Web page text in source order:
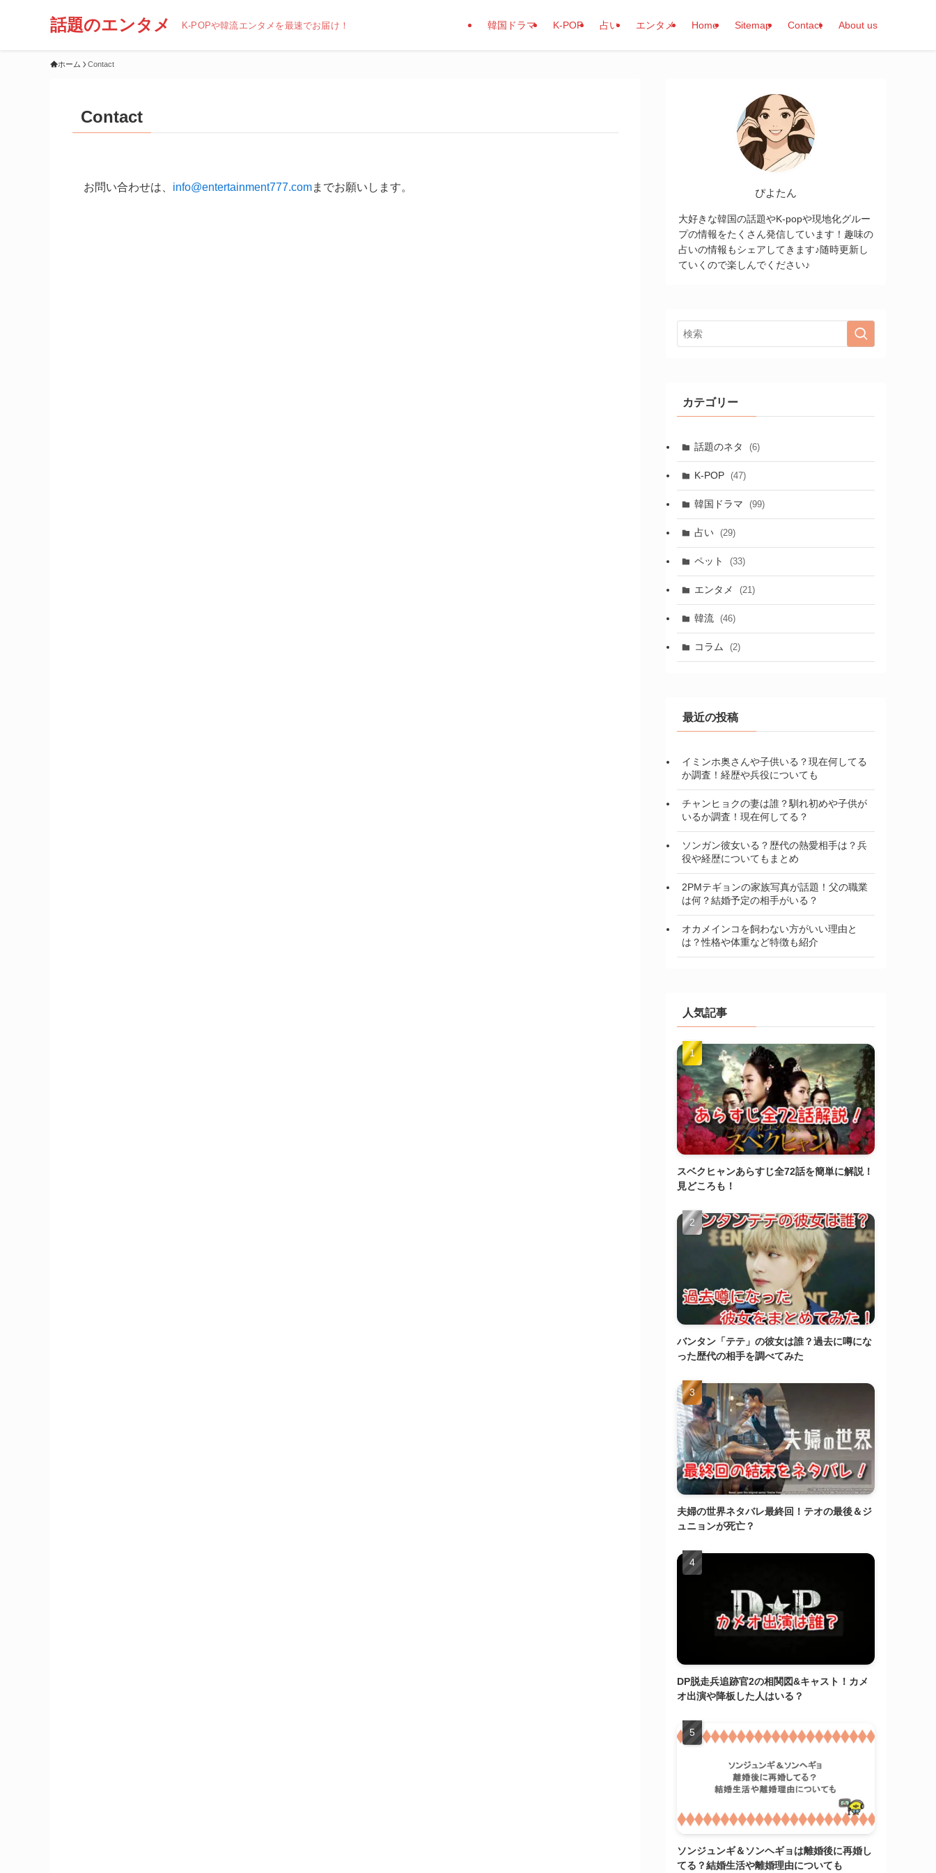
話題のエンタメ K-POPや韓流エンタメを最速でお届け！ 韓国ドラマ K-POP 占い エンタメ Home Sitemap Contact About us
ホーム Contact
Contact
お問い合わせは、 info@entertainment777.comまでお願いします。 ぴよたん
大好きな韓国の話題やK-popや現地化グルー
プの情報をたくさん発信しています！趣味の
占いの情報もシェアしてきます♪随時更新し
ていくので楽しんでください♪
カテゴリー
話題のネタ (6)
K-POP (47)
韓国ドラマ (99)
占い (29)
ペット (33)
エンタメ (21)
韓流 (46)
コラム (2)
最近の投稿
イミンホ奥さんや子供いる？現在何してる
か調査！経歴や兵役についても
チャンヒョクの妻は誰？馴れ初めや子供が
いるか調査！現在何してる？
ソンガン彼女いる？歴代の熱愛相手は？兵
役や経歴についてもまとめ
2PMテギョンの家族写真が話題！父の職業
は何？結婚予定の相手がいる？
オカメインコを飼わない方がいい理由と
は？性格や体重など特徴も紹介
人気記事
スベクヒャンあらすじ全72話を簡単に解説！
見どころも！
バンタン「テテ」の彼女は誰？過去に噂にな
った歴代の相手を調べてみた
夫婦の世界ネタバレ最終回！テオの最後＆ジ
ュニョンが死亡？
DP脱走兵追跡官2の相関図&キャスト！カメ
オ出演や降板した人はいる？
ソンジュンギ＆ソンヘギョは離婚後に再婚し
てる？結婚生活や離婚理由についても